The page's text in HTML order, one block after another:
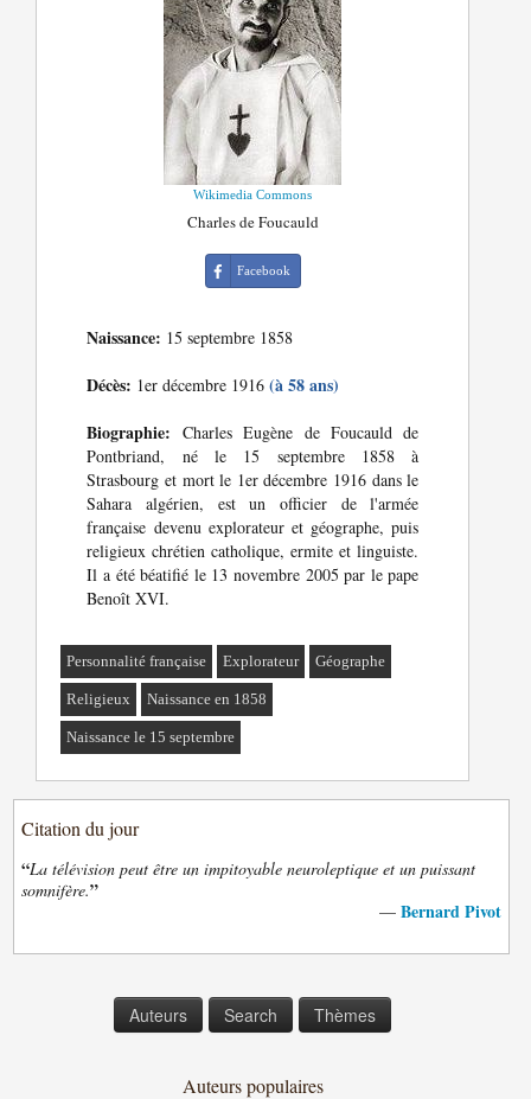
Wikimedia Commons
Charles de Foucauld
Facebook
Naissance: 15 septembre 1858
Décès: 1er décembre 1916(à 58 ans)
Biographie: Charles Eugène de Foucauld de
Pontbriand, né le 15 septembre 1858 à
Strasbourg et mort le 1er décembre 1916 dans le
Sahara algérien, est un officier de l'armée
française devenu explorateur et géographe, puis
religieux chrétien catholique, ermite et linguiste.
Il a été béatifié le 13 novembre 2005 par le pape
Benoît XVI.
Personnalité française Explorateur Géographe
Religieux Naissance en 1858
Naissance le 15 septembre
Citation du jour
“La télévision peut être un impitoyable neuroleptique et un puissant
somnifère.”
— Bernard Pivot
Auteurs Search Thèmes
Auteurs populaires